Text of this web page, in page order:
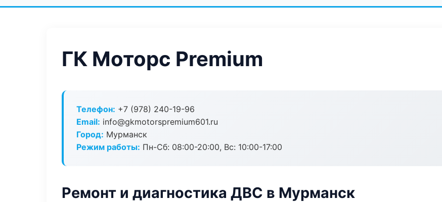
ГК Моторс Premium
Телефон: +7 (978) 240-19-96
Email: info@gkmotorspremium601.ru
Город: Мурманск
Режим работы: Пн-Сб: 08:00-20:00, Вс: 10:00-17:00
Ремонт и диагностика ДВС в Мурманск